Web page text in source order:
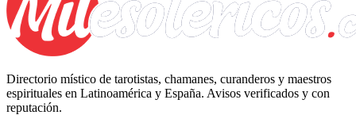
Directorio místico de tarotistas, chamanes, curanderos y maestros
espirituales en Latinoamérica y España. Avisos verificados y con
reputación.